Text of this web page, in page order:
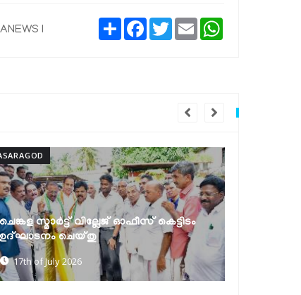
I
ShareFacebook
TwitterEmail
ആശാൻ മുതൽ സച്ചിദാനന്ദൻ വരെ;
കവിതാലാപന മത്സരം
17th of July 2026